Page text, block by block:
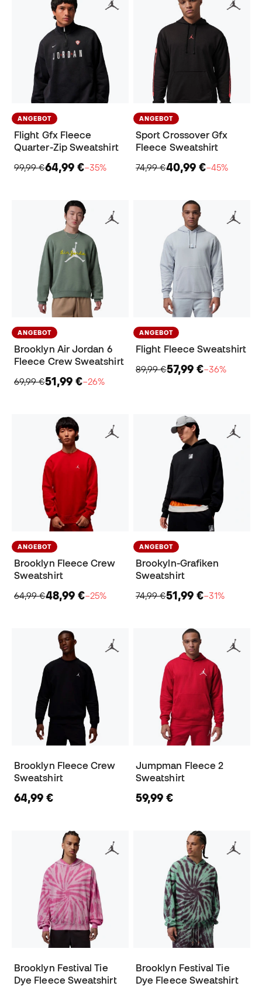
ANGEBOT
Flight Gfx Fleece
Quarter-Zip Sweatshirt
99,99 €64,99 €−35%
ANGEBOT
Sport Crossover Gfx
Fleece Sweatshirt
74,99 €40,99 €−45%
ANGEBOT
Brooklyn Air Jordan 6
Fleece Crew Sweatshirt
69,99 €51,99 €−26%
ANGEBOT
Flight Fleece Sweatshirt
89,99 €57,99 €−36%
ANGEBOT
Brooklyn Fleece Crew
Sweatshirt
64,99 €48,99 €−25%
ANGEBOT
Brookyln-Grafiken
Sweatshirt
74,99 €51,99 €−31%
Brooklyn Fleece Crew
Sweatshirt
64,99 €
Jumpman Fleece 2
Sweatshirt
59,99 €
Brooklyn Festival Tie
Dye Fleece Sweatshirt
Brooklyn Festival Tie
Dye Fleece Sweatshirt